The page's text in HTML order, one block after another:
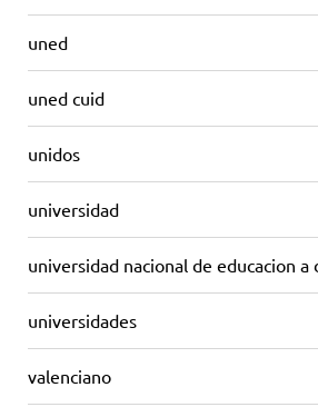
uned
uned cuid
unidos
universidad
universidad nacional de educacion a
universidades
valenciano